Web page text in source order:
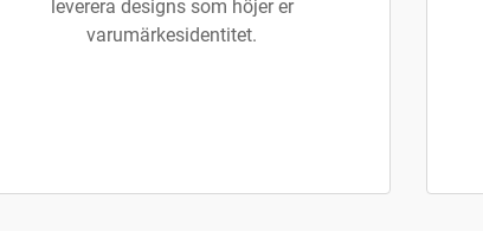
leverera designs som höjer er
varumärkesidentitet.